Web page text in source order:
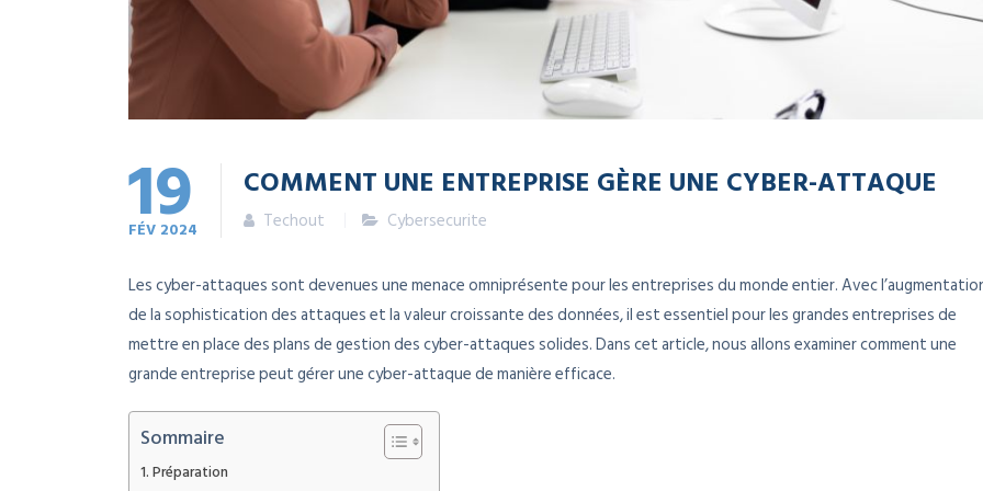
19
FÉV 2024
COMMENT UNE ENTREPRISE GÈRE UNE CYBER-ATTAQUE
Techout Cybersecurite
Les cyber-attaques sont devenues une menace omniprésente pour les entreprises du monde entier. Avec
de la sophistication des attaques et la valeur croissante des données, il est essentiel pour les grandes entreprises de
mettre en place des plans de gestion des cyber-attaques solides. Dans cet article, nous allons examiner comment une
grande entreprise peut gérer une cyber-attaque de manière efficace.
Sommaire
Préparation